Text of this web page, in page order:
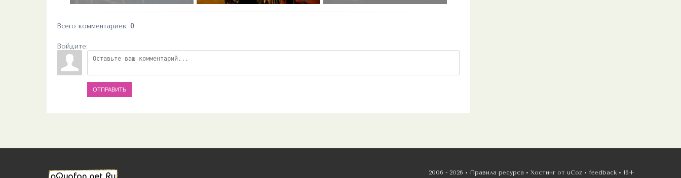
Всего комментариев: 0
Войдите:
ОТПРАВИТЬ
2006 - 2026 • Правила ресурса • Хостинг от uCoz • feedback • 16+